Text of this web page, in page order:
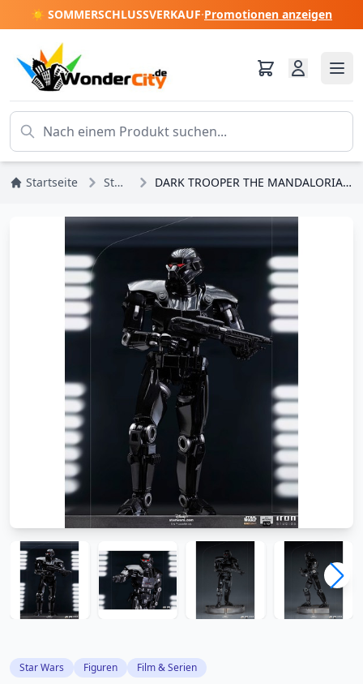
☀️ SOMMERSCHLUSSVERKAUF·Promotionen anzeigen
Startseite Star Wars DARK TROOPER THE MANDALORIAN ART SCALE - STAR WARS
Star Wars Figuren Film & Serien